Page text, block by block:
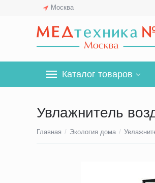
Москва
Каталог товаров
Увлажнитель
Главная / Экология дома /